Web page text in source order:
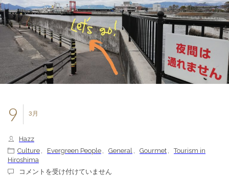
3月
9
Hazz
Culture , Evergreen People , General , Gourmet ,
Tourism in
Hiroshima
最
コメントを受け付けていません